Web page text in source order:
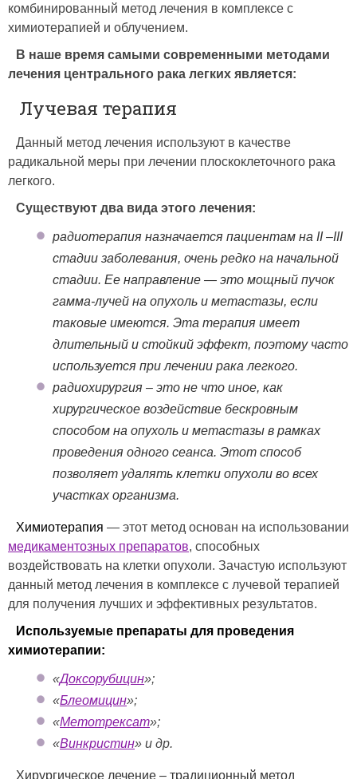
комбинированный метод лечения в комплексе с
химиотерапией и облучением.
В наше время самыми современными методами
лечения центрального рака легких является:
Лучевая терапия
Данный метод лечения используют в качестве
радикальной меры при лечении плоскоклеточного рака
легкого.
Существуют два вида этого лечения:
радиотерапия назначается пациентам на II –III
стадии заболевания, очень редко на начальной
стадии. Ее направление — это мощный пучок
гамма-лучей на опухоль и метастазы, если
таковые имеются. Эта терапия имеет
длительный и стойкий эффект, поэтому часто
используется при лечении рака легкого.
радиохирургия – это не что иное, как
хирургическое воздействие бескровным
способом на опухоль и метастазы в рамках
проведения одного сеанса. Этот способ
позволяет удалять клетки опухоли во всех
участках организма.
Химиотерапия — этот метод основан на использовании
медикаментозных препаратов, способных
воздействовать на клетки опухоли. Зачастую используют
данный метод лечения в комплексе с лучевой терапией
для получения лучших и эффективных результатов.
Используемые препараты для проведения
химиотерапии:
«Доксорубицин»;
«Блеомицин»;
«Метотрексат»;
«Винкристин» и др.
Хирургическое лечение – традиционный метод